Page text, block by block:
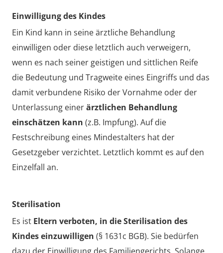
Einwilligung des Kindes
Ein Kind kann in seine ärztliche Behandlung
einwilligen oder diese letztlich auch verweigern,
wenn es nach seiner geistigen und sittlichen Reife
die Bedeutung und Tragweite eines Eingriffs und das
damit verbundene Risiko der Vornahme oder der
Unterlassung einerärztlichen Behandlung
einschätzen kann (z.B. Impfung). Auf die
Festschreibung eines Mindestalters hat der
Gesetzgeber verzichtet. Letztlich kommt es auf den
Einzelfall an.
Sterilisation
Es ist Eltern verboten, in die Sterilisation des
Kindes einzuwilligen (§ 1631c BGB). Sie bedürfen